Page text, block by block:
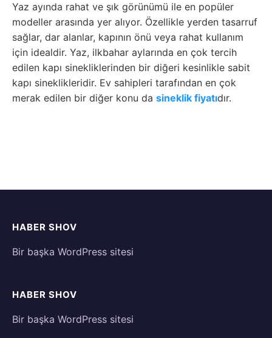
Yaz ayında rahat ve şık görünümü ile en popüler
modeller arasında yer alıyor. Özellikle yerden tasarruf
sağlar, dar alanlar, kapının önü veya rahat kullanım
için idealdir. Yaz, ilkbahar aylarında en çok tercih
edilen kapı sinekliklerinden bir diğeri kesinlikle sabit
kapı sineklikleridir. Ev sahipleri tarafından en çok
merak edilen bir diğer konu da sineklik fiyatıdır.
HABER SHOV
Bir başka WordPress sitesi
HABER SHOV
Bir başka WordPress sitesi